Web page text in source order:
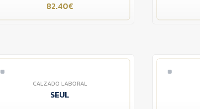
82.40€
CALZADO LABORAL
SEUL